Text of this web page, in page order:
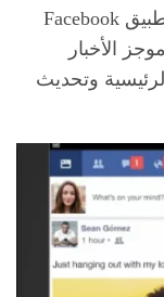
فعليًا تمامًا مثل تطبيق Facebook
الأخبار
وتحديث